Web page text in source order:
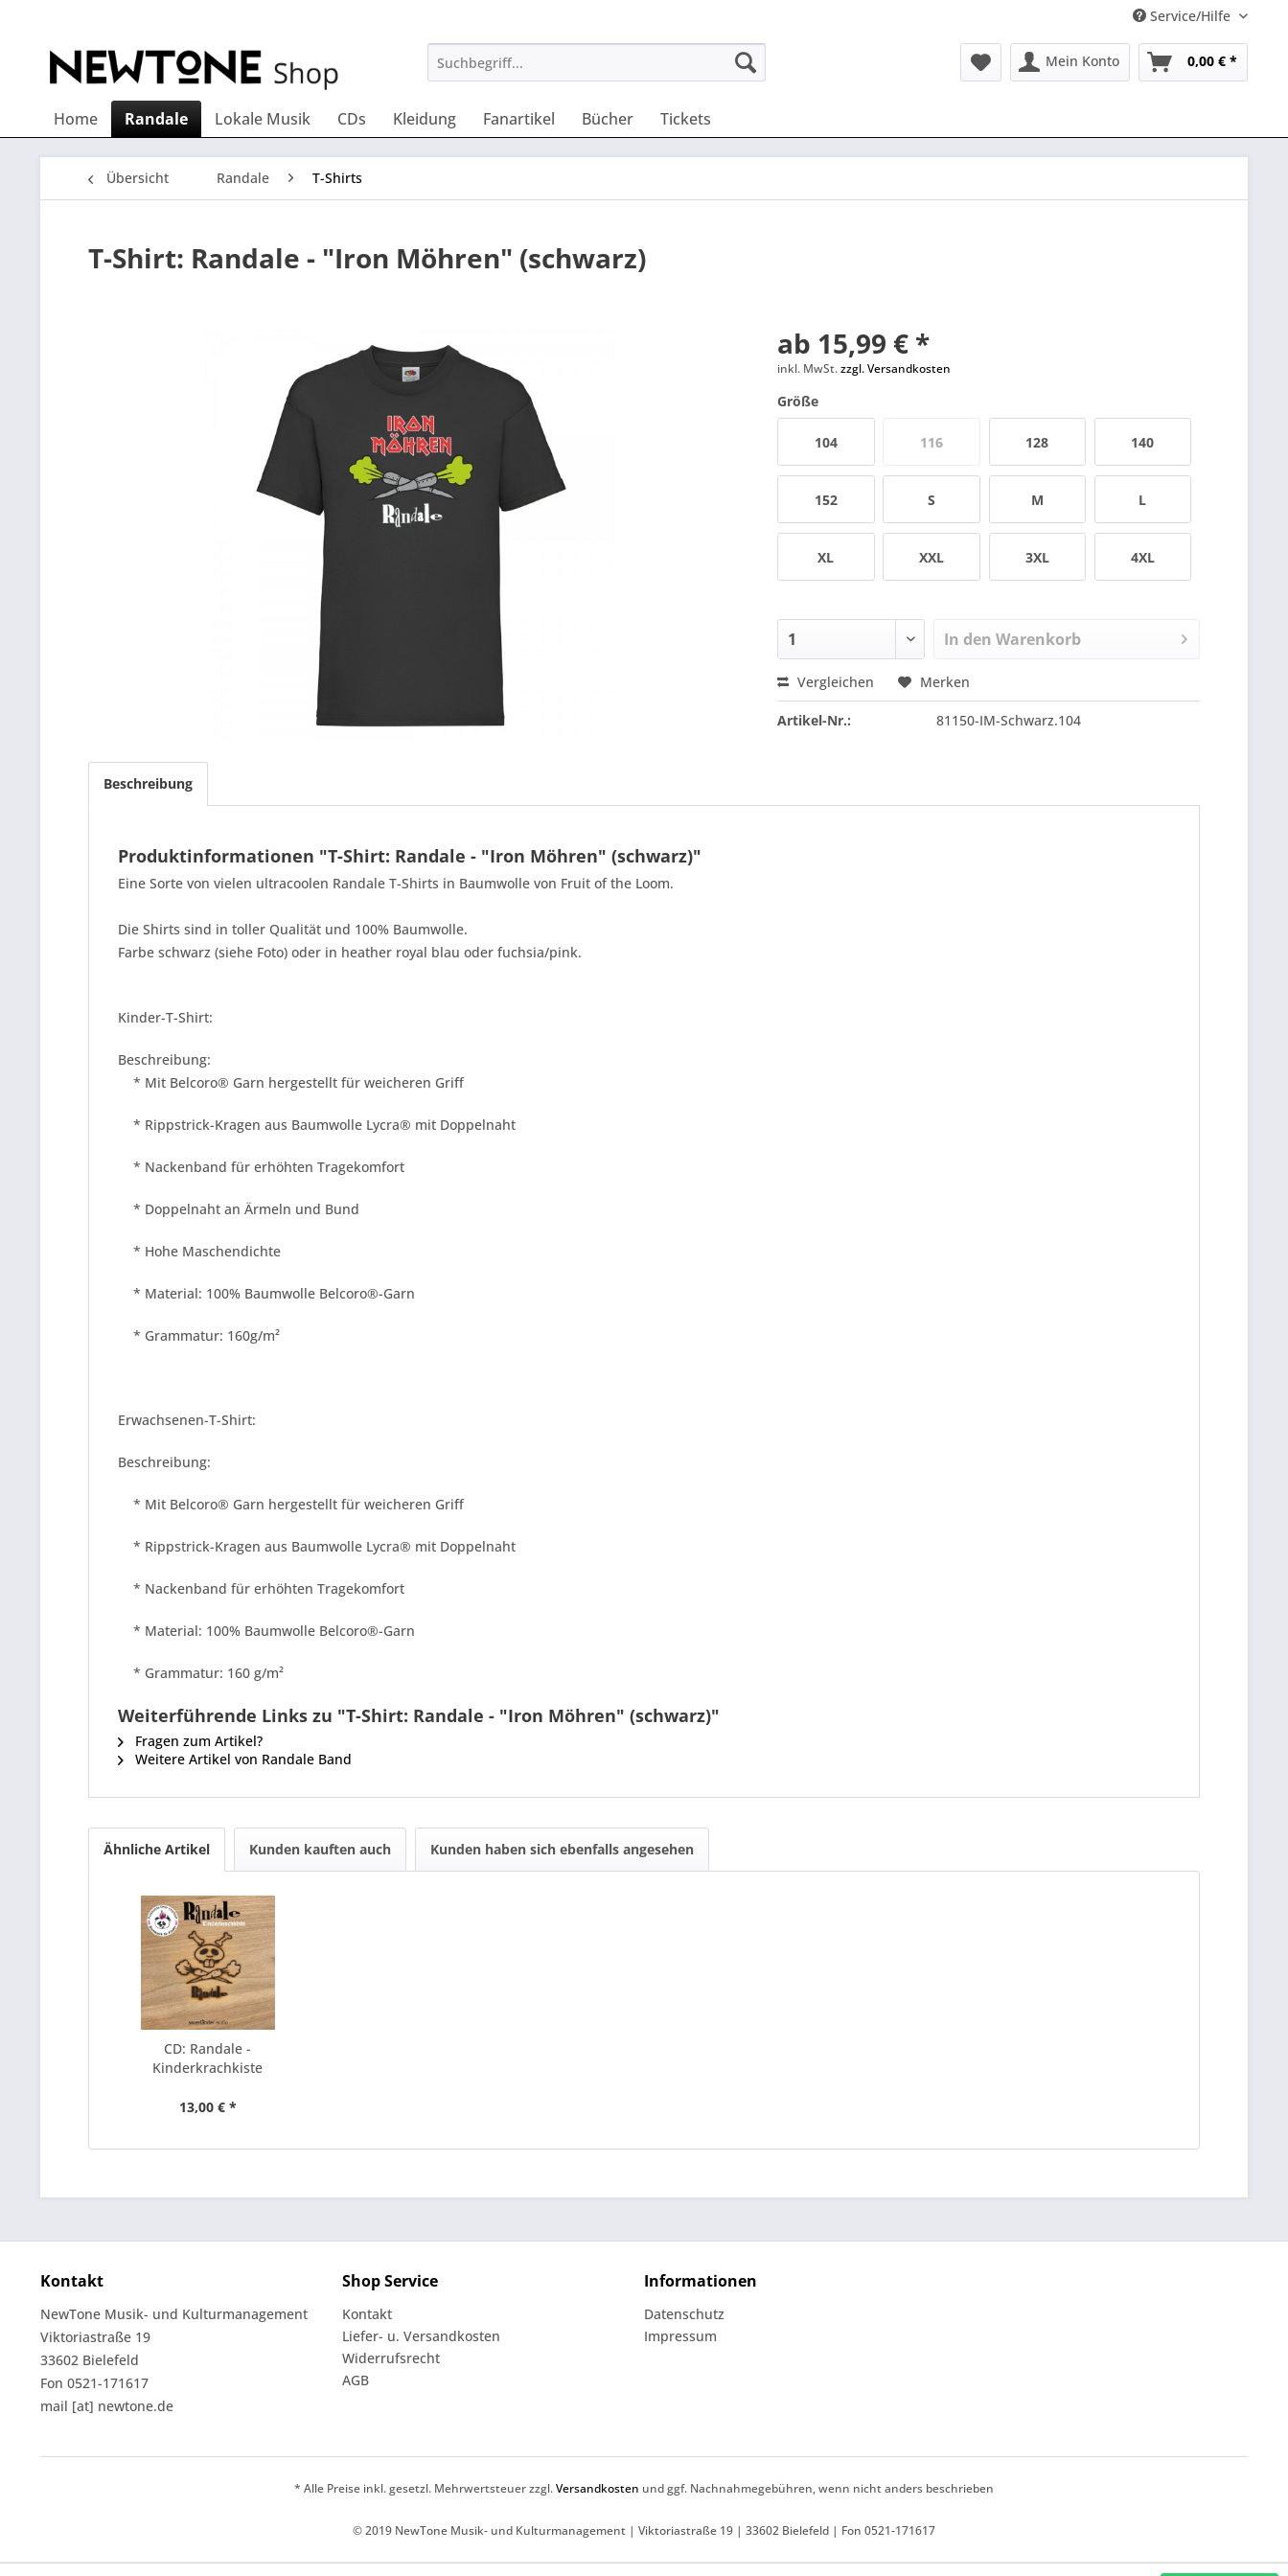
Service/Hilfe
Mein Konto 0,00 € *
Home Randale Lokale Musik CDs Kleidung Fanartikel Bücher Tickets
Übersicht Randale T-Shirts
T-Shirt: Randale - "Iron Möhren" (schwarz)
ab 15,99 € *
inkl. MwSt.zzgl. Versandkosten
Größe
104 116 128 140
152 S M L
XL XXL 3XL 4XL
In den Warenkorb
Vergleichen Merken
Artikel-Nr.: 81150-IM-Schwarz.104
Beschreibung
Produktinformationen "T-Shirt: Randale - "Iron Möhren" (schwarz)"
Eine Sorte von vielen ultracoolen Randale T-Shirts in Baumwolle von Fruit of the Loom.
Die Shirts sind in toller Qualität und 100% Baumwolle.
Farbe schwarz (siehe Foto) oder in heather royal blau oder fuchsia/pink.
Kinder-T-Shirt:
Beschreibung:
* Mit Belcoro® Garn hergestellt für weicheren Griff
* Rippstrick-Kragen aus Baumwolle Lycra® mit Doppelnaht
* Nackenband für erhöhten Tragekomfort
* Doppelnaht an Ärmeln und Bund
* Hohe Maschendichte
* Material: 100% Baumwolle Belcoro®-Garn
* Grammatur: 160g/m²
Erwachsenen-T-Shirt:
Beschreibung:
* Mit Belcoro® Garn hergestellt für weicheren Griff
* Rippstrick-Kragen aus Baumwolle Lycra® mit Doppelnaht
* Nackenband für erhöhten Tragekomfort
* Material: 100% Baumwolle Belcoro®-Garn
* Grammatur: 160 g/m²
Weiterführende Links zu "T-Shirt: Randale - "Iron Möhren" (schwarz)"
Fragen zum Artikel?
Weitere Artikel von Randale Band
Ähnliche Artikel Kunden kauften auch Kunden haben sich ebenfalls angesehen
CD: Randale -
Kinderkrachkiste
13,00 € *
Kontakt
NewTone Musik- und Kulturmanagement
Viktoriastraße 19
33602 Bielefeld
Fon 0521-171617
mail [at] newtone.de
Shop Service
Kontakt
Liefer- u. Versandkosten
Widerrufsrecht
AGB
Informationen
Datenschutz
Impressum
* Alle Preise inkl. gesetzl. Mehrwertsteuer zzgl.Versandkosten und ggf. Nachnahmegebühren, wenn nicht anders beschrieben
© 2019 NewTone Musik- und Kulturmanagement | Viktoriastraße 19 | 33602 Bielefeld | Fon 0521-171617